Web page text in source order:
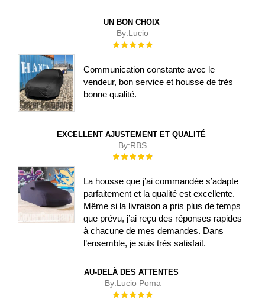
UN BON CHOIX
By:Lucio
Évaluation :
Communication constante avec le
vendeur, bon service et housse de très
bonne qualité.
EXCELLENT AJUSTEMENT ET QUALITÉ
By:RBS
Évaluation :
La housse que j’ai commandée s’adapte
parfaitement et la qualité est excellente.
Même si la livraison a pris plus de temps
que prévu, j’ai reçu des réponses rapides
à chacune de mes demandes. Dans
l’ensemble, je suis très satisfait.
AU-DELÀ DES ATTENTES
By:Lucio Poma
Évaluation :